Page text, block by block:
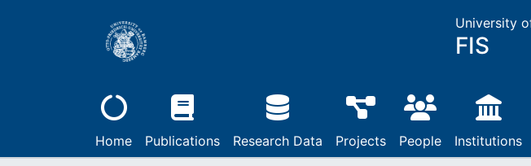
University
FIS
Home Publications Research Data Projects People Institutions